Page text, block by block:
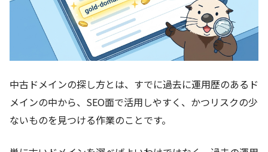
中古ドメインの探し方とは、すでに過去に運用歴のあるド
メインの中から、SEO面で活用しやすく、かつリスクの少
ないものを見つける作業のことです。